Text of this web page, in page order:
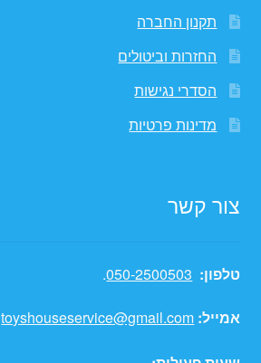
תקנון החברה
החזרות וביטולים
הסדרי נגישות
מדינות פרטיות
צור קשר
טלפון: 050-2500503
.
אמייל: toyshouseservice@gmail.com